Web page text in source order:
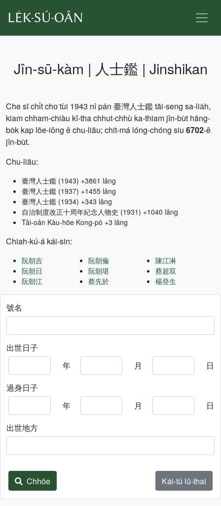
Jîn-sū-kàm | 人士鑑 | Jinshikan
Che sī chi̍t cho͘ tùi 1943 nî pán 臺灣人士鑑 tāi-seng sa-lia̍h,
kiam chham-chiàu kî-tha chhut-chhù ka-thiam jîn-bu̍t hāng-
bo̍k kap lōe-iông ê chu-liāu; chit-má lóng-chóng siu 6702-ê
jîn-bu̍t.
Chu-liāu:
臺灣人士鑑 (1943) +3861 lâng
臺灣人士鑑 (1937) +1455 lâng
臺灣人士鑑 (1934) +343 lâng
自治制度改正十周年紀念人物史 (1931) +1040 lâng
Tâi-oân Kàu-hōe Kong-pò +3 lâng
Chiah-kú-á kái-sin:
阮朝吉
阮朝日
阮朝江
阮朝倫
阮朝堪
蔡先於
陳江淋
蔡超双
楊癸生
號名
出世日子
年
月
日
過身日子
年
月
日
出世地方
Chhōe Kái-tû lū-thai